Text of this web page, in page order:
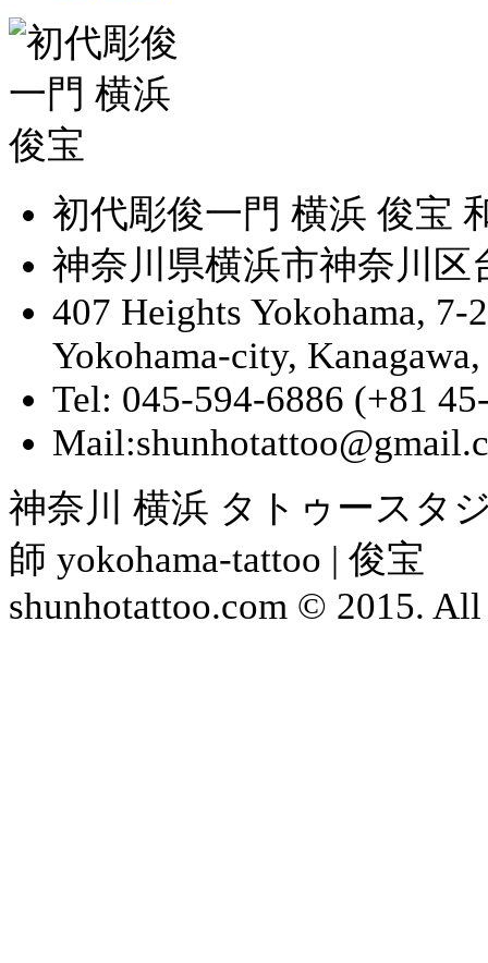
初代彫俊一門 横浜 俊宝
神奈川県横浜市神奈川区
407 Heights Yokohama,
Yokohama-city, Kanagawa,
Tel: 045-594-6886 (+81
神奈川 横浜 タトゥースタ
師 yokohama-tattoo | 俊宝
shunhotattoo.com © 2015. All